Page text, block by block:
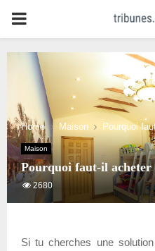
PRIMARY
MENU
Home Maison Pourquoi
Maison
Pourquoi faut-il acheter
2680
Si tu cherches une